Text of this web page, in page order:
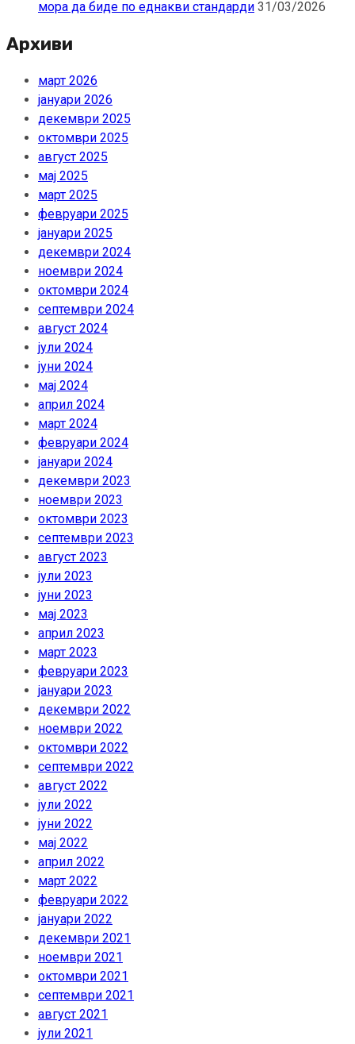
мора да биде по еднакви стандарди 31/03/2026
Архиви
март 2026
јануари 2026
декември 2025
октомври 2025
август 2025
мај 2025
март 2025
февруари 2025
јануари 2025
декември 2024
ноември 2024
октомври 2024
септември 2024
август 2024
јули 2024
јуни 2024
мај 2024
април 2024
март 2024
февруари 2024
јануари 2024
декември 2023
ноември 2023
октомври 2023
септември 2023
август 2023
јули 2023
јуни 2023
мај 2023
април 2023
март 2023
февруари 2023
јануари 2023
декември 2022
ноември 2022
октомври 2022
септември 2022
август 2022
јули 2022
јуни 2022
мај 2022
април 2022
март 2022
февруари 2022
јануари 2022
декември 2021
ноември 2021
октомври 2021
септември 2021
август 2021
јули 2021